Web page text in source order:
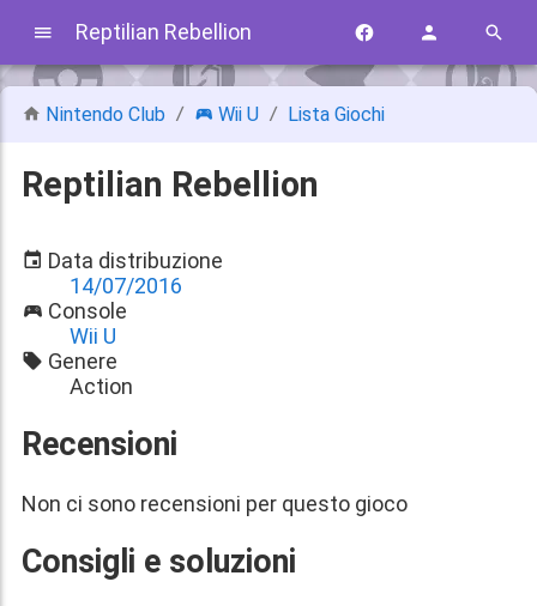
Reptilian Rebellion
Nintendo Club Wii U Lista Giochi
Reptilian Rebellion
Data distribuzione
14/07/2016
Console
Wii U
Genere
Action
Recensioni
Non ci sono recensioni per questo gioco
Consigli e soluzioni